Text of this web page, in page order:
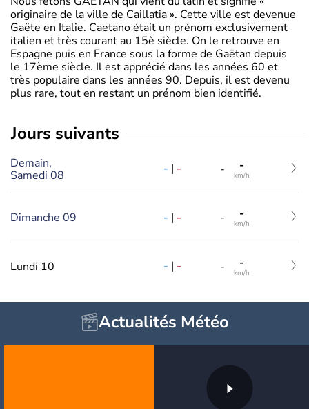
originaire de la ville de Caillatia ». Cette ville est devenue
Gaëte en Italie. Caetano était un prénom exclusivement
italien et très courant au 15è siècle. On le retrouve en
Espagne puis en France sous la forme de Gaëtan depuis
le 17ème siècle. Il est apprécié dans les années 60 et
très populaire dans les années 90. Depuis, il est devenu
plus rare, tout en restant un prénom bien identifié.
jours suivants
Demain,
Samedi 08
- | - - -
km/h
Dimanche 09 - | - - -
km/h
Lundi 10 - | - - -
km/h
Actualités Météo